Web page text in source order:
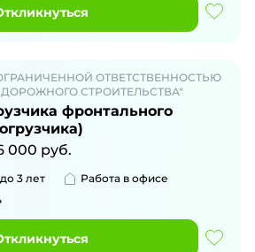
ОТВЕТСТВЕННОСТЬЮ
СТРОИТЕЛЬСТВА"
фронтального
000 руб.
до 3 лет
Работа в офисе